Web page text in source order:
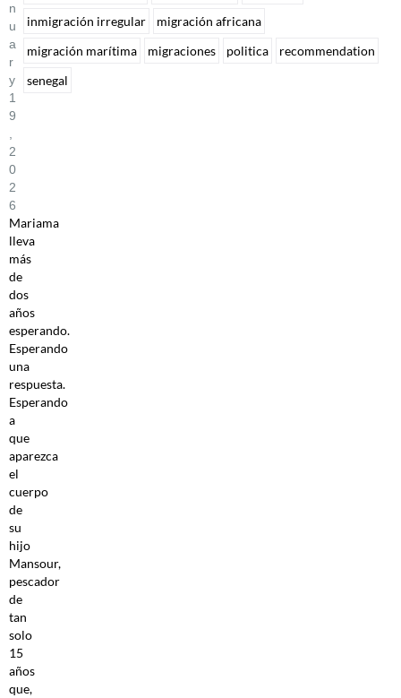
N
U
A
R
Y
1
9
,
2
0
2
6
Mariama
lleva
más
de
dos
años
esperando.
Esperando
una
respuesta.
Esperando
a
que
aparezca
el
cuerpo
de
su
hijo
Mansour,
pescador
de
tan
solo
15
años
que,
inmigración irregular
migración africana
migración marítima
migraciones politica
recommendation
senegal